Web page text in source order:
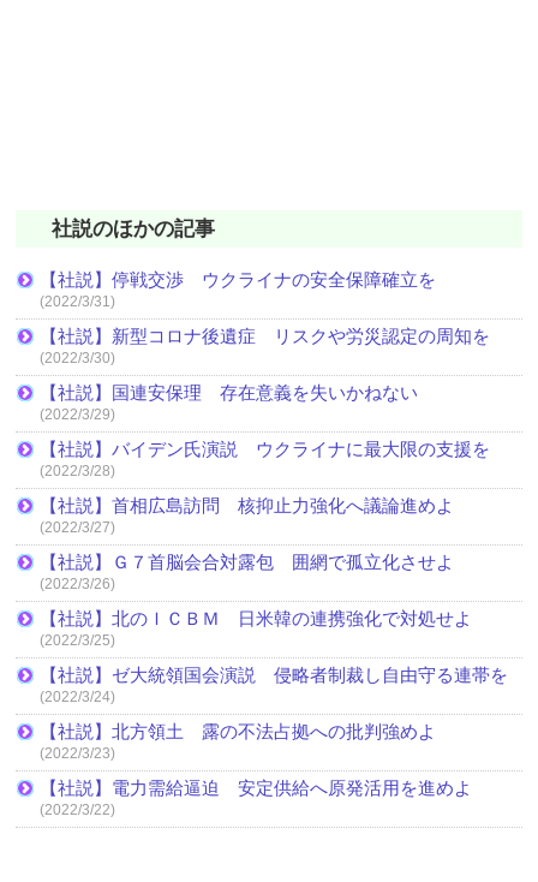
社説のほかの記事
【社説】停戦交渉 ウクライナの安全保障確立を
(2022/3/31)
【社説】新型コロナ後遺症 リスクや労災認定の周知を
(2022/3/30)
【社説】国連安保理 存在意義を失いかねない
(2022/3/29)
【社説】バイデン氏演説 ウクライナに最大限の支援を
(2022/3/28)
【社説】首相広島訪問 核抑止力強化へ議論進めよ
(2022/3/27)
【社説】Ｇ７首脳会合対露包 囲網で孤立化させよ
(2022/3/26)
【社説】北のＩＣＢＭ 日米韓の連携強化で対処せよ
(2022/3/25)
【社説】ゼ大統領国会演説 侵略者制裁し自由守る連帯を
(2022/3/24)
【社説】北方領土 露の不法占拠への批判強めよ
(2022/3/23)
【社説】電力需給逼迫 安定供給へ原発活用を進めよ
(2022/3/22)